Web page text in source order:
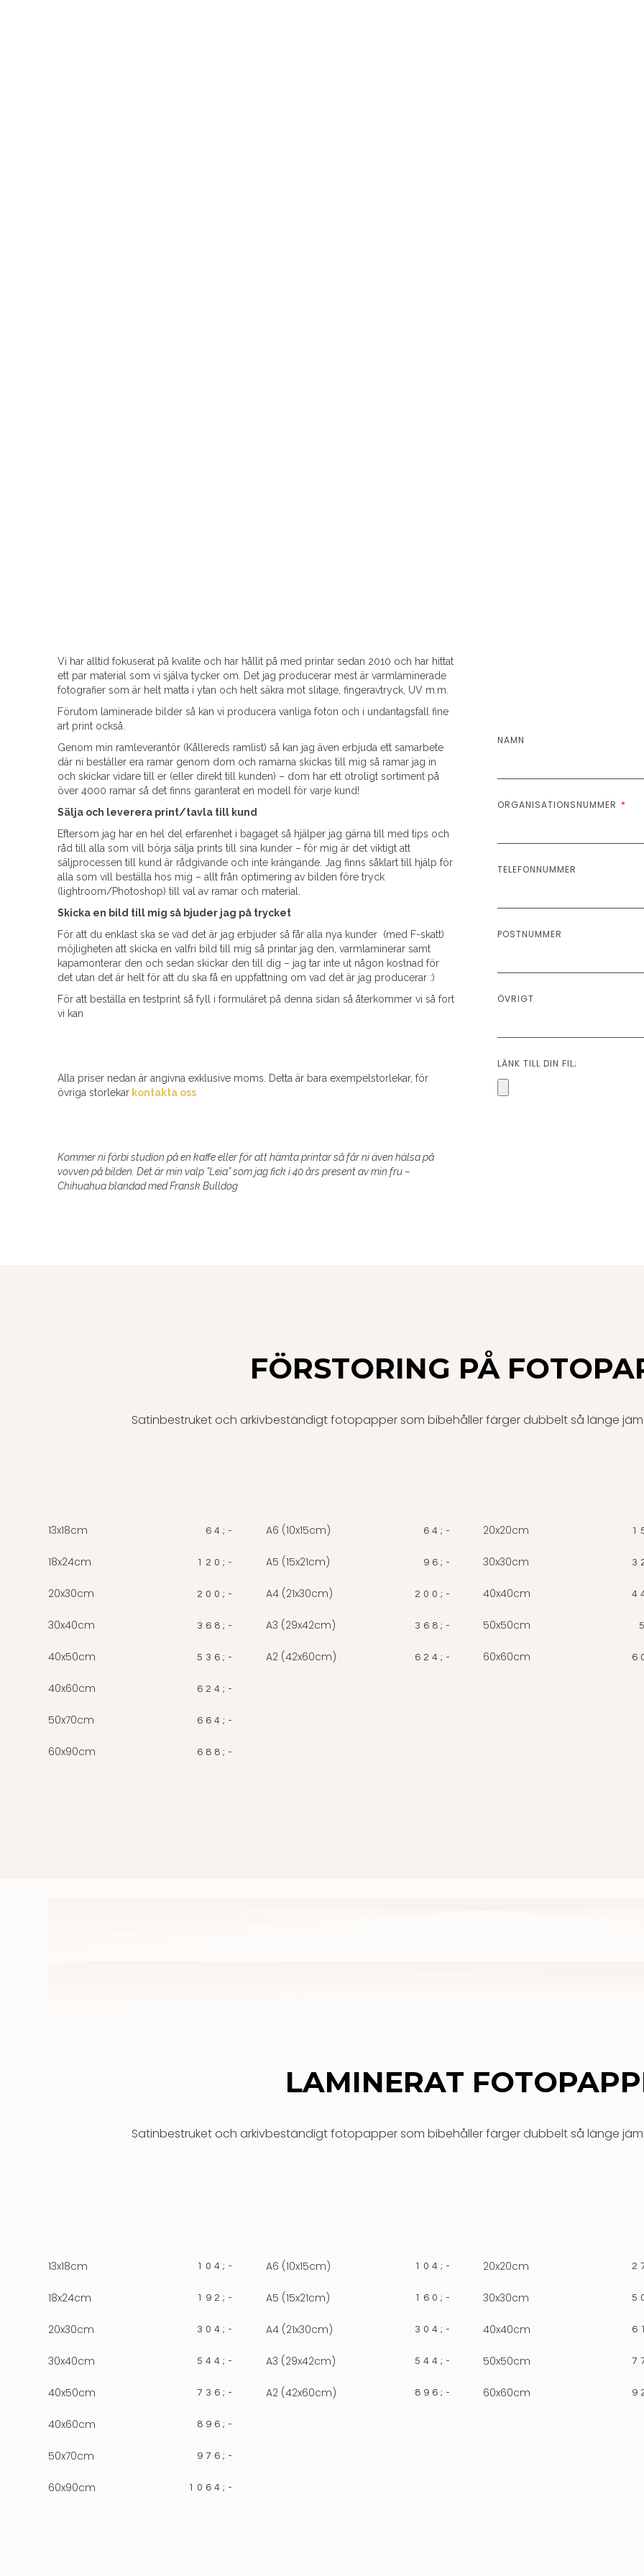
Vi har alltid fokuserat på kvalite och har hållit på med printar sedan 2010 och har hittat
ett par material som vi själva tycker om. Det jag producerar mest är varmlaminerade
fotografier som är helt matta i ytan och helt säkra mot slitage, fingeravtryck, UV m.m.
Förutom laminerade bilder så kan vi producera vanliga foton och i undantagsfall fine
art print också.
Genom min ramleverantör (Kållereds ramlist) så kan jag även erbjuda ett samarbete
där ni beställer era ramar genom dom och ramarna skickas till mig så ramar jag in
och skickar vidare till er (eller direkt till kunden) – dom har ett otroligt sortiment på
över 4000 ramar så det finns garanterat en modell för varje kund!
Sälja och leverera print/tavla till kund
Eftersom jag har en hel del erfarenhet i bagaget så hjälper jag gärna till med tips och
råd till alla som vill börja sälja prints till sina kunder – för mig är det viktigt att
säljprocessen till kund är rådgivande och inte krängande. Jag finns såklart till hjälp för
alla som vill beställa hos mig – allt från optimering av bilden före tryck
(lightroom/Photoshop) till val av ramar och material.
Skicka en bild till mig så bjuder jag på trycket
För att du enklast ska se vad det är jag erbjuder så får alla nya kunder (med F-skatt)
möjligheten att skicka en valfri bild till mig så printar jag den, varmlaminerar samt
kapamonterar den och sedan skickar den till dig – jag tar inte ut någon kostnad för
det utan det är helt för att du ska få en uppfattning om vad det är jag producerar :)
För att beställa en testprint så fyll i formuläret på denna sidan så återkommer vi så fort
vi kan
Alla priser nedan är angivna exklusive moms. Detta är bara exempelstorlekar, för
övriga storlekar kontakta oss
Kommer ni förbi studion på en kaffe eller för att hämta printar så får ni även hälsa på
vovven på bilden. Det är min valp ”Leia” som jag fick i 40 års present av min fru –
Chihuahua blandad med Fransk Bulldog
NAMN
ORGANISATIONSNUMMER
TELEFONNUMMER
POSTNUMMER
ÖVRIGT
LÄNK TILL DIN FIL;
FÖRSTORING PÅ
Satinbestruket och arkivbeständigt fotopapper som bibehåller färger dubbelt så länge
13x18cm 64;-
18x24cm 120;-
20x30cm 200;-
30x40cm 368;-
40x50cm 536;-
40x60cm 624;-
50x70cm 664;-
60x90cm 688;-
A6 (10x15cm) 64;-
A5 (15x21cm) 96;-
A4 (21x30cm) 200;-
A3 (29x42cm) 368;-
A2 (42x60cm) 624;-
20x20cm
30x30cm
40x40cm
50x50cm
60x60cm
LAMINERAT
Satinbestruket och arkivbeständigt fotopapper som bibehåller färger dubbelt så länge
13x18cm 104;-
18x24cm 192;-
20x30cm 304;-
30x40cm 544;-
40x50cm 736;-
40x60cm 896;-
50x70cm 976;-
60x90cm 1064;-
A6 (10x15cm) 104;-
A5 (15x21cm) 160;-
A4 (21x30cm) 304;-
A3 (29x42cm) 544;-
A2 (42x60cm) 896;-
20x20cm
30x30cm
40x40cm
50x50cm
60x60cm